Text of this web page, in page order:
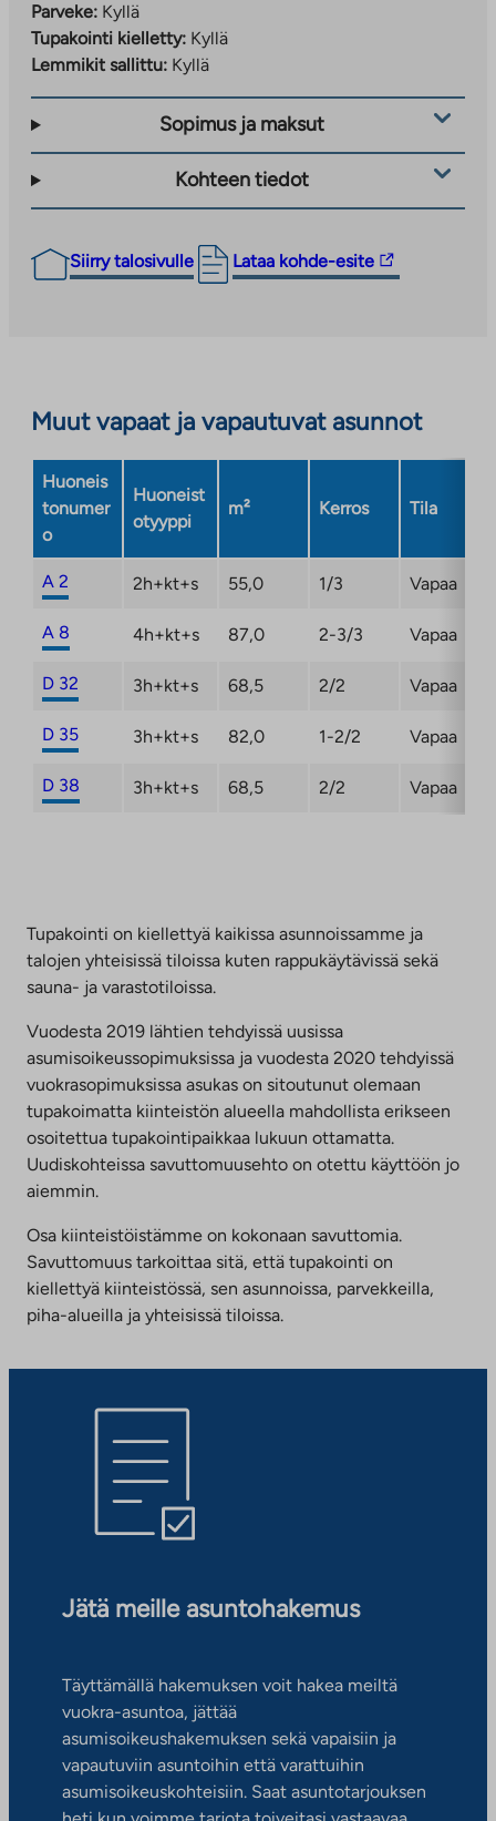
Parveke: Kyllä
Tupakointi kielletty: Kyllä
Lemmikit sallittu: Kyllä
Sopimus ja maksut
Kohteen tiedot
Siirry talosivulle Lataa kohde-esite
Linkki
uuteen
Muut vapaat ja vapautuvat asunnot
Huoneis
tonumer
o
Huoneist
otyyppi
m² Kerros Tila
A 2 2h+kt+s 55,0 1/3 Vapaa
A 8 4h+kt+s 87,0 2-3/3 Vapaa
D 32 3h+kt+s 68,5 2/2 Vapaa
D 35 3h+kt+s 82,0 1-2/2 Vapaa
D 38 3h+kt+s 68,5 2/2 Vapaa
Tupakointi on kiellettyä kaikissa asunnoissamme ja
talojen yhteisissä tiloissa kuten rappukäytävissä sekä
sauna- ja varastotiloissa.
Vuodesta 2019 lähtien tehdyissä uusissa
asumisoikeussopimuksissa ja vuodesta 2020 tehdyissä
vuokrasopimuksissa asukas on sitoutunut olemaan
tupakoimatta kiinteistön alueella mahdollista erikseen
osoitettua tupakointipaikkaa lukuun ottamatta.
Uudiskohteissa savuttomuusehto on otettu käyttöön jo
aiemmin.
Osa kiinteistöistämme on kokonaan savuttomia.
Savuttomuus tarkoittaa sitä, että tupakointi on
kiellettyä kiinteistössä, sen asunnoissa, parvekkeilla,
piha-alueilla ja yhteisissä tiloissa.
Jätä meille asuntohakemus
Täyttämällä hakemuksen voit hakea meiltä
vuokra-asuntoa, jättää
asumisoikeushakemuksen sekä vapaisiin ja
vapautuviin asuntoihin että varattuihin
asumisoikeuskohteisiin. Saat asuntotarjouksen